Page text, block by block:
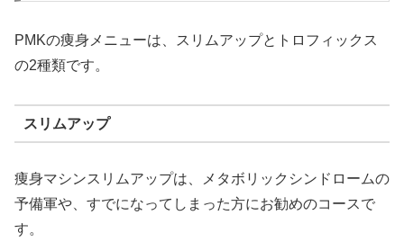
PMKの痩身メニューは、スリムアップとトロフィックス
の2種類です。
スリムアップ
痩身マシンスリムアップは、メタボリックシンドロームの
予備軍や、すでになってしまった方にお勧めのコースで
す。